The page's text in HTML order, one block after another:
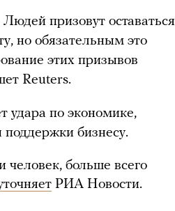
призовут оставаться
но обязательным это
этих призывов
Reuters.
удара по экономике,
поддержки бизнесу.
человек, больше всего
РИА Новости.